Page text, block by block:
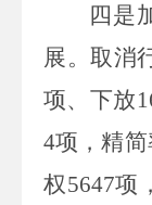
四是
展。取消
项、下放
4项，精
权5647项